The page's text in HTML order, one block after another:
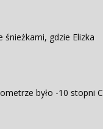
śnieżkami, gdzie Elizka
było -10 stopni C